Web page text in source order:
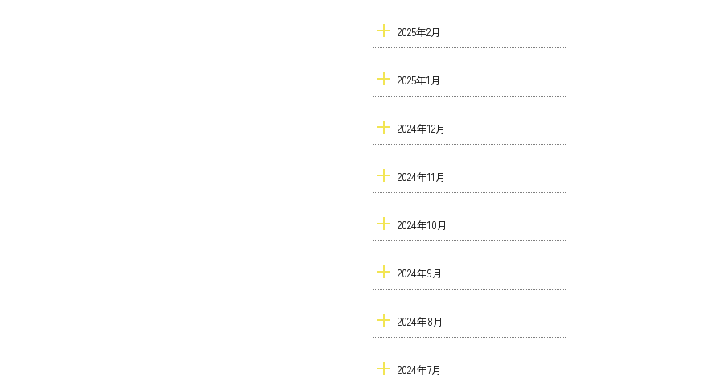
2025年2月
2025年1月
2024年12月
2024年11月
2024年10月
2024年9月
2024年8月
2024年7月